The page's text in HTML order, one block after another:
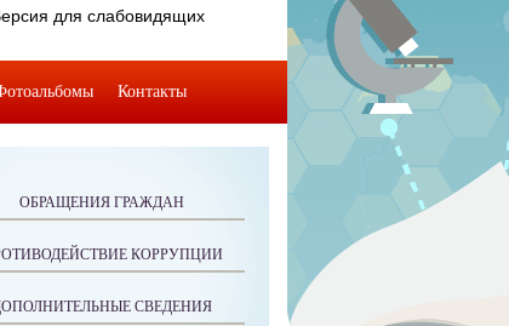
ОБРАЩЕНИЯ ГРАЖДАН
КОРРУПЦИИ
СВЕДЕНИЯ
для слабовидящих
Контакты